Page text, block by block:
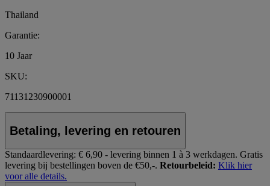
Thailand
Garantie:
10 Jaar
SKU:
71131230900001
Betaling, levering en retouren
Standaardlevering: € 6,90 - levering binnen 1 à 3 werkdagen. Gratis
levering bij bestellingen boven de €50,-. Retourbeleid: Klik hier
voor alle details.